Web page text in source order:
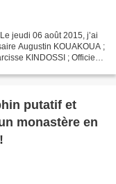
jeudi 06 août 2015, j’ai
Augustin KOUAKOUA ;
KINDOSSI ; Officier
putatif et
monastère en